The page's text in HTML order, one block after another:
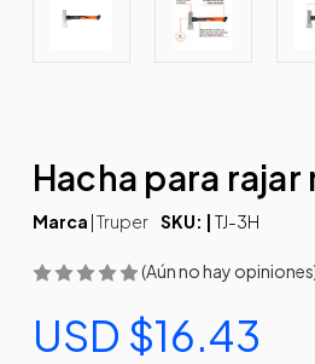
Hacha para
Marca |Truper SKU: | TJ-3H
(Aún no hay
USD $16.43